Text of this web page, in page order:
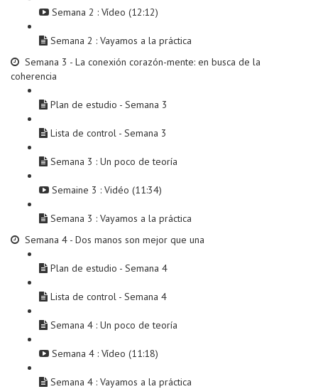
Semana 2 : Vídeo (12:12)
Semana 2 : Vayamos a la práctica
Semana 3 - La conexión corazón-mente: en busca de la
coherencia
Plan de estudio - Semana 3
Lista de control - Semana 3
Semana 3 : Un poco de teoría
Semaine 3 : Vidéo (11:34)
Semana 3 : Vayamos a la práctica
Semana 4 - Dos manos son mejor que una
Plan de estudio - Semana 4
Lista de control - Semana 4
Semana 4 : Un poco de teoría
Semana 4 : Vídeo (11:18)
Semana 4 : Vayamos a la práctica